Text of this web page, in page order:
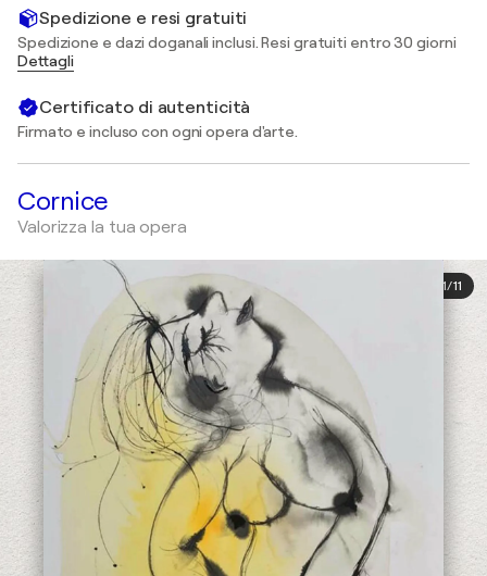
Spedizione e resi gratuiti
Spedizione e dazi doganali inclusi. Resi gratuiti entro 30 giorni
Dettagli
Certificato di autenticità
Firmato e incluso con ogni opera d'arte.
Cornice
Valorizza la tua opera
1/11